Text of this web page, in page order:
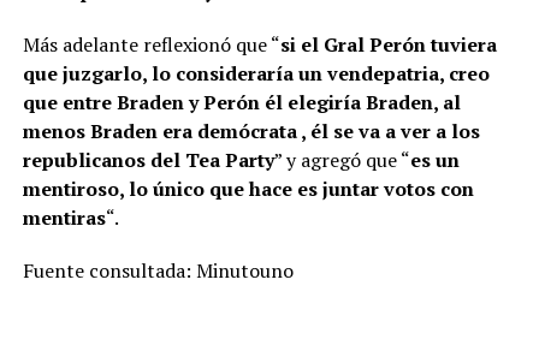
Más adelante reflexionó que “si el Gral Perón tuviera
que juzgarlo, lo consideraría un vendepatria, creo
que entre Braden y Perón él elegiría Braden, al
menos Braden era demócrata , él se va a ver a los
republicanos del Tea Party” y agregó que “es un
mentiroso, lo único que hace es juntar votos con
mentiras“.
Fuente consultada: Minutouno